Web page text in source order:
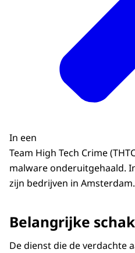
In een
Team High Tech Crime
malware onderuitgehaald.
zijn bedrijven in Amsterdam.
Belangrijke
De dienst die de verdachte